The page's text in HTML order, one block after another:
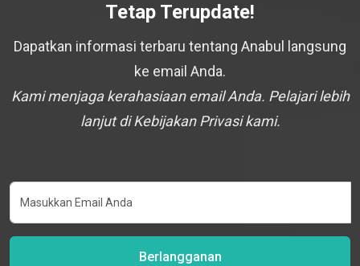
Tetap Terupdate!
Dapatkan informasi terbaru tentang Anabul langsung
ke email Anda.
Kami menjaga kerahasiaan email Anda. Pelajari lebih
lanjut di Kebijakan Privasi kami.
Berlangganan